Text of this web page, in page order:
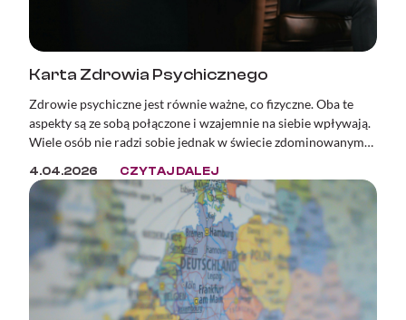
Karta Zdrowia Psychicznego
Zdrowie psychiczne jest równie ważne, co fizyczne. Oba te
aspekty są ze sobą połączone i wzajemnie na siebie wpływają.
Wiele osób nie radzi sobie jednak w świecie zdominowanym
tym w Polsce, zaburzenia psychiczne znajdują się w ścisłej
czołówce przyczyn wystawiania zwolnień lekarskich i
orzeczeń o niezdolności do pracy.
4.04.2026 CZYTAJ DALEJ